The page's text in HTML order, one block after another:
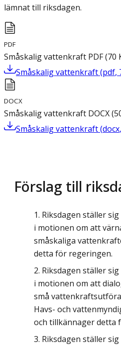
lämnat till riksdagen.
PDF
Småskalig vattenkraft PDF(70
Småskalig vattenkraft(pdf,
DOCX
Småskalig vattenkraft DOCX(
Småskalig vattenkraft(docx,
Förslag till
Riksdagen ställer
i motionen om att
småskaliga
detta för regeringen.
Riksdagen ställer
i motionen om att
små
Havs- och
och tillkännager detta
Riksdagen ställer